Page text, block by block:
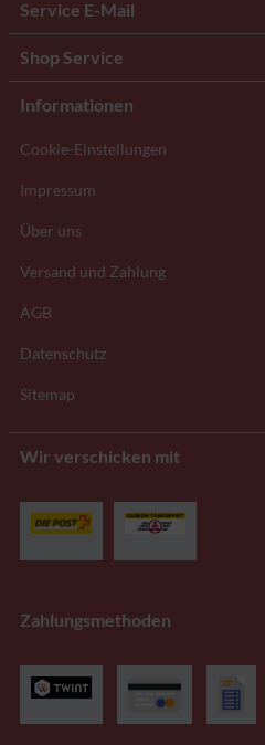
Service E-Mail
Shop Service
Informationen
Cookie-Einstellungen
Impressum
Über uns
Versand und Zahlung
AGB
Datenschutz
Sitemap
Wir verschicken mit
Zahlungsmethoden